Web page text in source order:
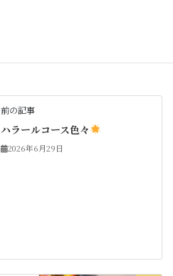
前の記事
ハラールコース色々
2026年6月29日